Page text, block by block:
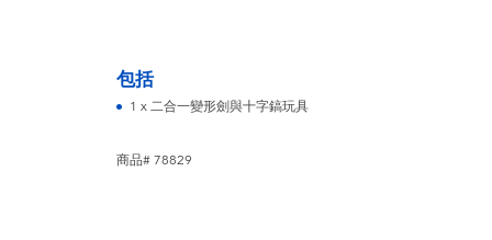
包括
1 x 二合一變形劍與十字鎬玩具
商品# 78829